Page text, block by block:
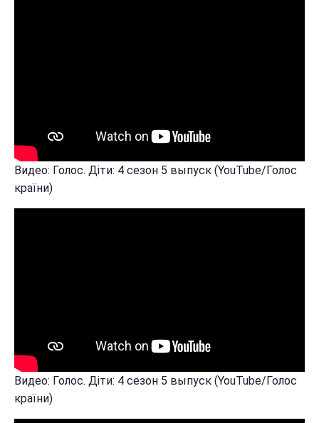
Видео: Голос. Діти: 4 сезон 5 выпуск (YouTube/Голос
країни)
Видео: Голос. Діти: 4 сезон 5 выпуск (YouTube/Голос
країни)